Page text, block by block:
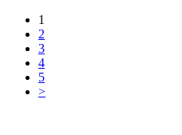
1
2
3
4
5
>